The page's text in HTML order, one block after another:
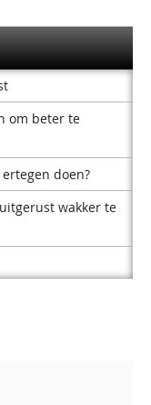
om beter te
doen?
wakker te